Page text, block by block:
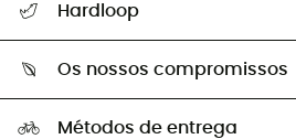
Guia de tamanhos
Trocas & Devoluções
Hardloop
Os nossos embaixadores
Os nossos compromissos
Métodos de entrega